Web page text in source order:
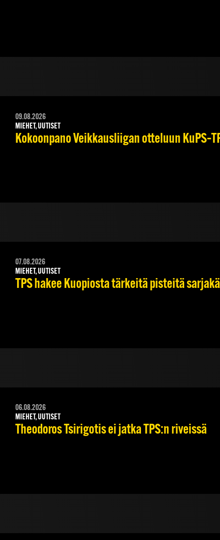
09.08.2026
MIEHET, UUTISET
Kokoonpano Veikkausliigan otteluun
07.08.2026
MIEHET, UUTISET
TPS hakee Kuopiosta tärkeitä pisteitä
06.08.2026
MIEHET, UUTISET
Theodoros Tsirigotis ei jatka TPS:n riveissä